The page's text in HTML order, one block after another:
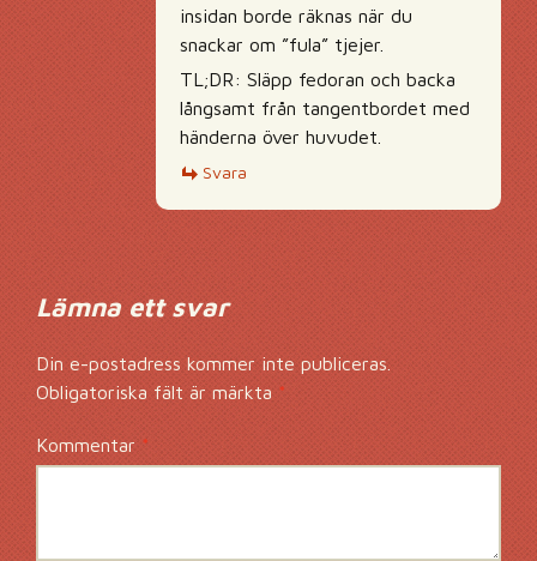
insidan borde räknas när du
snackar om ”fula” tjejer.
TL;DR: Släpp fedoran och backa
långsamt från tangentbordet med
händerna över huvudet.
Svara
Lämna ett svar
Din e-postadress kommer inte publiceras.
Obligatoriska fält är märkta*
Kommentar*